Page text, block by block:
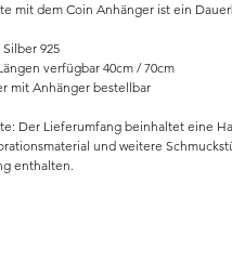
mit dem Coin Anhänger ist ein
925
verfügbar 40cm / 70cm
mit Anhänger bestellbar
Der Lieferumfang beinhaltet eine
und weitere
enthalten.